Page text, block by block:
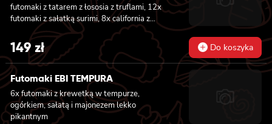
lekko pikantnym, 8x maki z ogórkiem
futomaki z tatarem z łososia z truflami, 12x
futomaki z sałatką surimi, 8x california z
tuńczykiem, 8x california z pieczonym
łososiem, 8x california z sałatką surimi, 8x
hosomaki z sałatką wakame, 8x hosomaki z
tuńczykiem, 8x hosomaki z wędzonym tofu,
8x hosomaki z pieczonym łososiem i 8x
hosomaki z kanpyo
149 zł Do koszyka
Futomaki EBI TEMPURA
6x futomaki z krewetką w tempurze,
ogórkiem, sałatą i majonezem lekko
pikantnym